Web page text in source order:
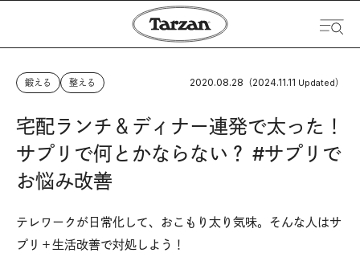
鍛える 整える 2020.08.28 （2024.11.11 Updated）
宅配ランチ＆ディナー連発で太った！
サプリで何とかならない？ #サプリで
お悩み改善
テレワークが日常化して、おこもり太り気味。そんな人はサ
プリ＋生活改善で対処しよう！